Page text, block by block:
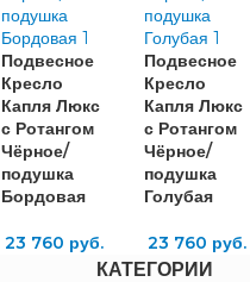
Подвесное
Кресло
Капля Люкс
с Ротангом
Чёрное/
подушка
Бордовая
23 760 руб.
Подвесное
Кресло
Капля Люкс
с Ротангом
Чёрное/
подушка
Голубая
23 760 руб.
КАТЕГОРИИ